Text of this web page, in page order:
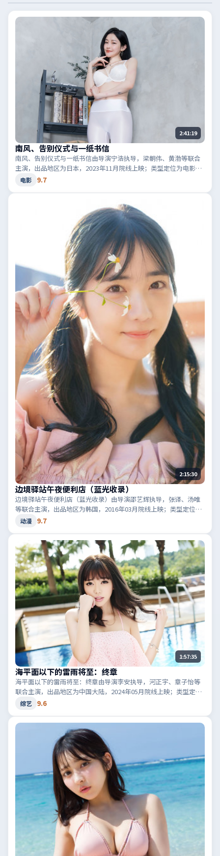
2:41:19
南风、告别仪式与一纸书信
南风、告别仪式与一纸书信由导演宁浩执导，梁朝伟、黄渤等联合
主演，出品地区为日本，2023年11月院线上映；类型定位为电影·
犯罪，黑白两道博弈。适合检索「日本犯罪」「2023高分电影」等
电影 9.7
2:15:30
边境驿站午夜便利店（蓝光收录）
边境驿站午夜便利店（蓝光收录）由导演邵艺辉执导，张译、汤唯
等联合主演，出品地区为韩国，2016年03月院线上映；类型定位为
动漫·惊悚，音效与剪辑节奏凌厉。适合检索「韩国惊悚」「2016
动漫 9.7
1:57:35
海平面以下的雷雨将至：终章
海平面以下的雷雨将至：终章由导演李安执导，河正宇、章子怡等
联合主演，出品地区为中国大陆，2024年05月院线上映；类型定位
为综艺·喜剧，轻快节奏与生活化笑点。适合检索「中国大陆喜
综艺 9.6